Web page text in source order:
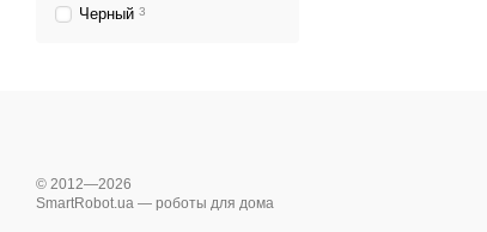
Черный 3
© 2012—2026
SmartRobot.ua — роботы для дома